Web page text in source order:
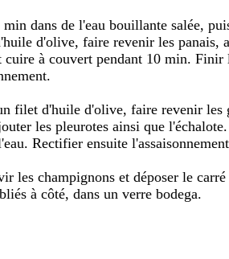
dans de l'eau bouillante salée,
d'olive, faire revenir les panais,
à couvert pendant 10 min. Finir
filet d'huile d'olive, faire revenir les
les pleurotes ainsi que
Rectifier ensuite
les champignons et déposer le
à côté, dans un verre bodega.